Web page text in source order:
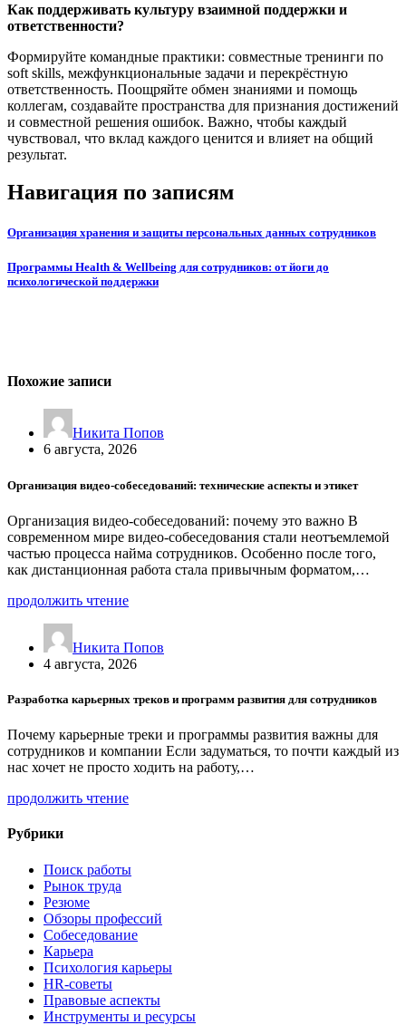
Как поддерживать культуру взаимной поддержки и
ответственности?
Формируйте командные практики: совместные тренинги по
soft skills, межфункциональные задачи и перекрёстную
ответственность. Поощряйте обмен знаниями и помощь
коллегам, создавайте пространства для признания достижений
и совместной решения ошибок. Важно, чтобы каждый
чувствовал, что вклад каждого ценится и влияет на общий
результат.
Навигация по записям
Организация хранения и защиты персональных данных сотрудников
Программы Health & Wellbeing для сотрудников: от йоги до
психологической поддержки
Похожие записи
Никита Попов
6 августа, 2026
Организация видео-собеседований: технические аспекты и этикет
Организация видео-собеседований: почему это важно В
современном мире видео-собеседования стали неотъемлемой
частью процесса найма сотрудников. Особенно после того,
как дистанционная работа стала привычным форматом,…
продолжить чтение
Никита Попов
4 августа, 2026
Разработка карьерных треков и программ развития для сотрудников
Почему карьерные треки и программы развития важны для
сотрудников и компании Если задуматься, то почти каждый из
нас хочет не просто ходить на работу,…
продолжить чтение
Рубрики
Поиск работы
Рынок труда
Резюме
Обзоры профессий
Собеседование
Карьера
Психология карьеры
HR-советы
Правовые аспекты
Инструменты и ресурсы